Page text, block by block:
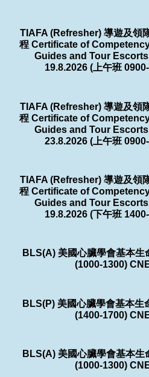
TIAFA (Refresher) 導遊及領
程 Certificate of
Guides and Tour
19.8.2026 (上午班
TIAFA (Refresher) 導遊及領
程 Certificate of
Guides and Tour
23.8.2026 (上午班
TIAFA (Refresher) 導遊及領
程 Certificate of
Guides and Tour
19.8.2026 (下午班
BLS(A) 美國心臟學會基本生
(1000-1300)
BLS(P) 美國心臟學會基本生
(1400-1700)
BLS(A) 美國心臟學會基本生
(1000-1300)